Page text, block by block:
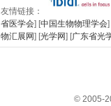
友情链接：
省医学会] [中国生物物理学会]
物汇展网] [光学网] [广东省光
© 2005-